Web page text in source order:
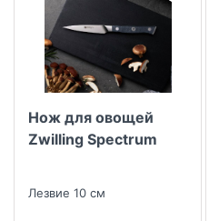
Нож для овощей
Zwilling Spectrum
Лезвие 10 см